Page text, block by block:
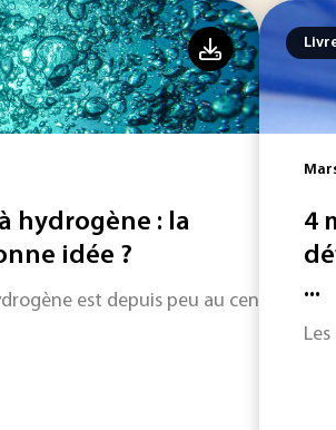
inédit !
hydrogène : la
idée ?
est depuis peu au centre de
4
...